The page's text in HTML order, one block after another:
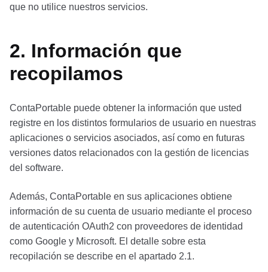
que no utilice nuestros servicios.
2. Información que
recopilamos
ContaPortable puede obtener la información que usted
registre en los distintos formularios de usuario en nuestras
aplicaciones o servicios asociados, así como en futuras
versiones datos relacionados con la gestión de licencias
del software.
Además, ContaPortable en sus aplicaciones obtiene
información de su cuenta de usuario mediante el proceso
de autenticación OAuth2 con proveedores de identidad
como Google y Microsoft. El detalle sobre esta
recopilación se describe en el apartado 2.1.